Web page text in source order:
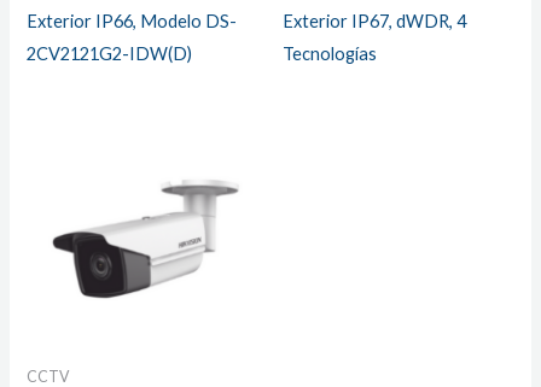
Exterior IP66, Modelo DS-
2CV2121G2-IDW(D)
Exterior IP67, dWDR, 4
Tecnologías
CCTV